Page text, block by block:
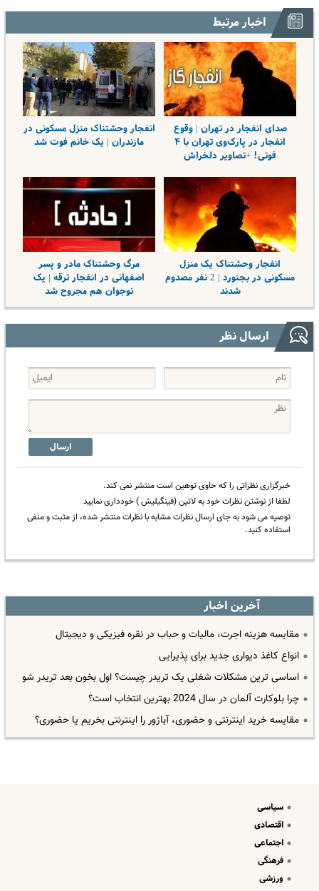
اخبار مرتبط
صدای انفجار در تهران | وقوع
انفجار در پارک‌وی تهران با ۴
فوتی! +تصاویر دلخراش
انفجار وحشتناک منزل مسکونی در
مازندران | یک خانم فوت شد
انفجار وحشتناک یک منزل
مسکونی در بجنورد | 2 نفر مصدوم
شدند
مرگ وحشتناک مادر و پسر
اصفهانی در انفجار ترقه | یک
نوجوان هم مجروح شد
ارسال نظر
ارسال
خبرگزاری نظراتی را که حاوی توهین است منتشر نمی کند.
لطفا از نوشتن نظرات خود به لاتین (فینگیلیش ) خودداری نمایید
توصیه می شود به جای ارسال نظرات مشابه با نظرات منتشر شده، از مثبت و منفی
استفاده کنید.
آخرین اخبار
مقایسه هزینه اجرت، مالیات و حباب در نقره فیزیکی و دیجیتال
انواع کاغذ دیواری جدید برای پذیرایی
اساسی ترین مشکلات شغلی یک تریدر چیست؟ اول بخون بعد تریدر شو
چرا بلوکارت آلمان در سال 2024 بهترین انتخاب است؟
مقایسه خرید اینترنتی و حضوری، آباژور را اینترنتی بخریم یا حضوری؟
سیاسی
اقتصادی
اجتماعی
فرهنگی
ورزشی